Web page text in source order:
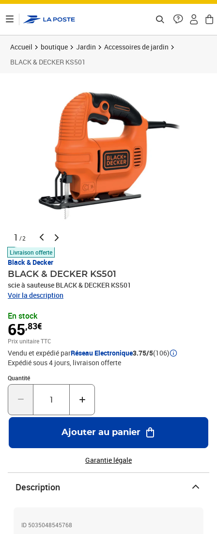
Accueil boutique Jardin
Accessoires de jardin
BLACK & DECKER KS501
1 /2
Livraison offerte
Black & Decker
BLACK & DECKER KS501
scie à sauteuse BLACK & DECKER KS501
Voir la description
En stock
65,83€
Prix unitaire TTC
Vendu et expédié parRéseau Electronique3.75/5(106)
Expédié sous 4 jours livraison offerte
Quantité
Quantité : 1
Ajouter au panier
Garantie légale
Description
ID 5035048545768